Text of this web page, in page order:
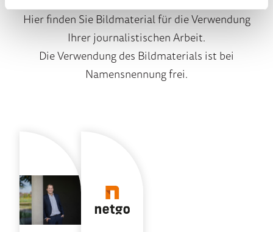
Hier finden Sie Bildmaterial für die Verwendung
Ihrer journalistischen Arbeit.
Die Verwendung des Bildmaterials ist bei
Namensnennung frei.